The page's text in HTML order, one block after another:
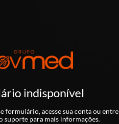
indisponível
formulário, acesse sua conta ou entre
suporte para mais informações.